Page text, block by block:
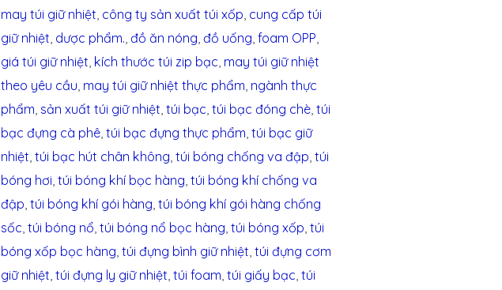
may túi giữ nhiệt, công ty sản xuất túi xốp, cung cấp túi
giữ nhiệt, dược phẩm.,đồ ăn nóng,đồ uống,foam OPP,
giá túi giữ nhiệt, kích thước túi zip bạc, may túi giữ nhiệt
theo yêu cầu, may túi giữ nhiệt thực phẩm, ngành thực
phẩm, sản xuất túi giữ nhiệt,túi bạc,túi bạc đóng chè,túi
bạc đựng cà phê,túi bạc đựng thực phẩm,túi bạc giữ
nhiệt,túi bạc hút chân không,túi bóng chống va đập,túi
bóng hơi,túi bóng khí bọc hàng,túi bóng khí chống va
đập,túi bóng khí gói hàng,túi bóng khí gói hàng chống
sốc,túi bóng nổ,túi bóng nổ bọc hàng,túi bóng xốp,túi
bóng xốp bọc hàng,túi đựng bình giữ nhiệt,túi đựng cơm
giữ nhiệt,túi đựng ly giữ nhiệt,túi foam,túi giấy bạc,túi